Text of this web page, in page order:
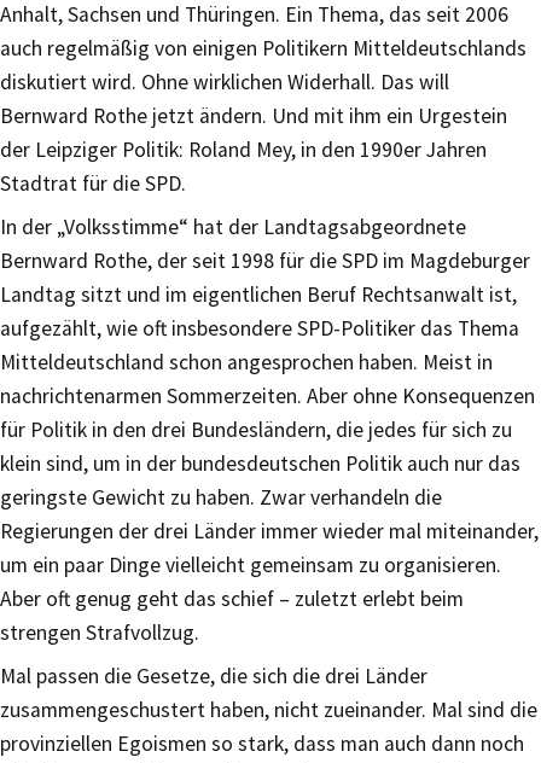
Anhalt, Sachsen und Thüringen. Ein Thema, das seit 2006
auch regelmäßig von einigen Politikern Mitteldeutschlands
diskutiert wird. Ohne wirklichen Widerhall. Das will
Bernward Rothe jetzt ändern. Und mit ihm ein Urgestein
der Leipziger Politik: Roland Mey, in den 1990er Jahren
Stadtrat für die SPD.
In der „Volksstimme“ hat der Landtagsabgeordnete
Bernward Rothe, der seit 1998 für die SPD im Magdeburger
Landtag sitzt und im eigentlichen Beruf Rechtsanwalt ist,
aufgezählt, wie oft insbesondere SPD-Politiker das Thema
Mitteldeutschland schon angesprochen haben. Meist in
nachrichtenarmen Sommerzeiten. Aber ohne Konsequenzen
für Politik in den drei Bundesländern, die jedes für sich zu
klein sind, um in der bundesdeutschen Politik auch nur das
geringste Gewicht zu haben. Zwar verhandeln die
Regierungen der drei Länder immer wieder mal miteinander,
um ein paar Dinge vielleicht gemeinsam zu organisieren.
Aber oft genug geht das schief – zuletzt erlebt beim
strengen Strafvollzug.
Mal passen die Gesetze, die sich die drei Länder
zusammengeschustert haben, nicht zueinander. Mal sind die
provinziellen Egoismen so stark, dass man auch dann noch